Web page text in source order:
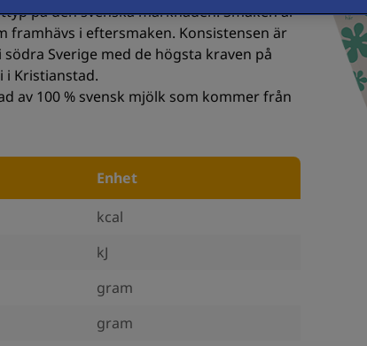
på den svenska marknaden. Smaken är
framhävs i eftersmaken. Konsistensen är
Sverige med de högsta kraven på
i Kristianstad.
av 100 % svensk mjölk som kommer från
Enhet
kcal
kJ
gram
gram